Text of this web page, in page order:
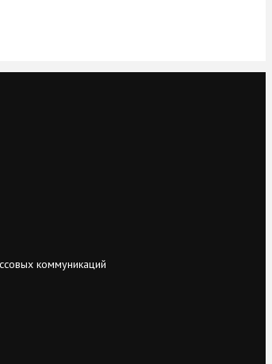
коммуникаций